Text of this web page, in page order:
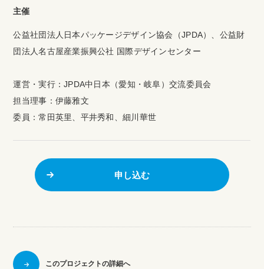
主催
公益社団法人日本パッケージデザイン協会（JPDA）、公益財
団法人名古屋産業振興公社 国際デザインセンター
運営・実行：JPDA中日本（愛知・岐阜）交流委員会
担当理事：伊藤雅文
委員：常田英里、平井秀和、細川華世
申し込む
このプロジェクトの詳細へ